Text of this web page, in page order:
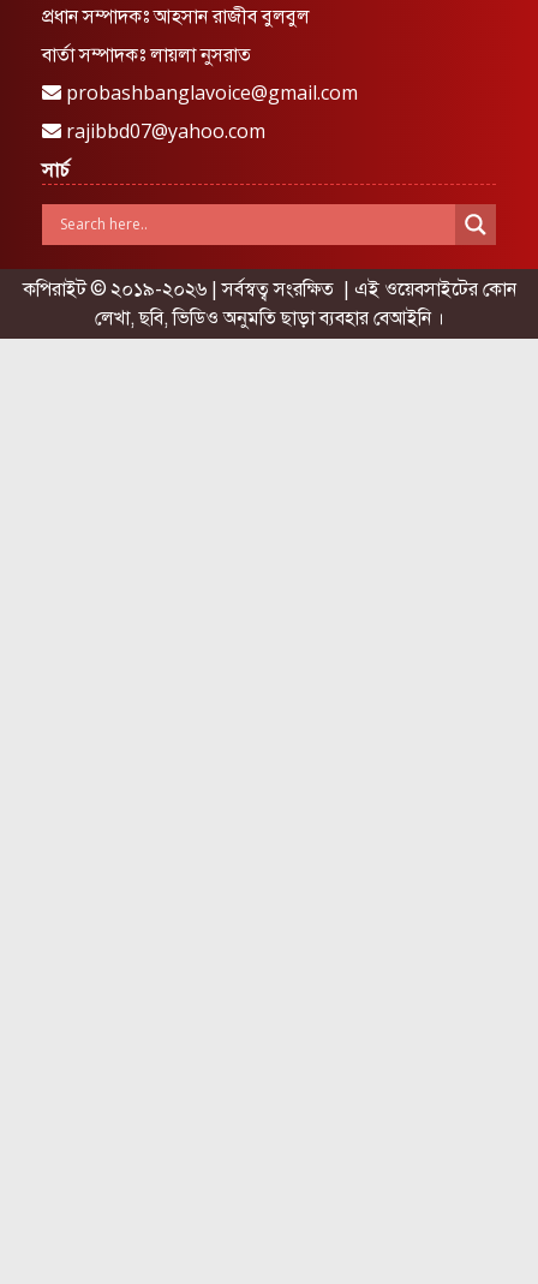
প্রধান সম্পাদকঃ আহসান রাজীব বুলবুল
বার্তা সম্পাদকঃ লায়লা নুসরাত
probashbanglavoice@gmail.com
rajibbd07@yahoo.com
সার্চ
কপিরাইট © ২০১৯-২০২৬ | সর্বস্বত্ব সংরক্ষিত | এই ওয়েবসাইটের কোন
লেখা, ছবি, ভিডিও অনুমতি ছাড়া ব্যবহার বেআইনি ।